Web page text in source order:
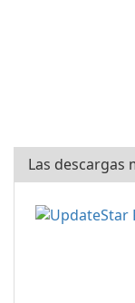
Las descargas